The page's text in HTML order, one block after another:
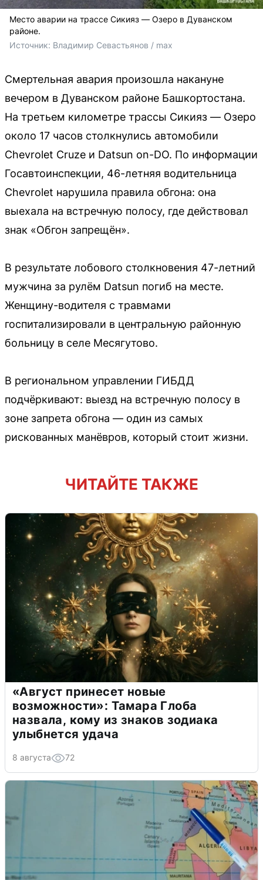
Место аварии на трассе Сикияз — Озеро в Дуванском
районе.
Источник: Владимир Севастьянов / max
Смертельная авария произошла накануне
вечером в Дуванском районе Башкортостана.
На третьем километре трассы Сикияз — Озеро
около 17 часов столкнулись автомобили
Chevrolet Cruze и Datsun on-DO. По информации
Госавтоинспекции, 46-летняя водительница
Chevrolet нарушила правила обгона: она
выехала на встречную полосу, где действовал
знак «Обгон запрещён».
В результате лобового столкновения 47-летний
мужчина за рулём Datsun погиб на месте.
Женщину-водителя с травмами
госпитализировали в центральную районную
больницу в селе Месягутово.
В региональном управлении ГИБДД
подчёркивают: выезд на встречную полосу в
зоне запрета обгона — один из самых
рискованных манёвров, который стоит жизни.
ЧИТАЙТЕ ТАКЖЕ
«Август принесет новые
возможности»: Тамара Глоба
назвала, кому из знаков зодиака
улыбнется удача
8 августа 72